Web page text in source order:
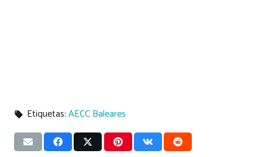
local_offer Etiquetas:AECC Baleares